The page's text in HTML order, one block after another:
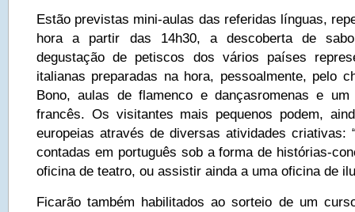
Estão previstas mini-aulas das referidas línguas,
hora a partir das 14h30, a descoberta de
degustação de petiscos dos vários países
italianas preparadas na hora, pessoalmente, pelo
Bono, aulas de flamenco e dançasromenas e
francês. Os visitantes mais pequenos podem,
europeias através de diversas atividades criativas:
contadas em português sob a forma de histórias-
oficina de teatro, ou assistir ainda a uma oficina de
Ficarão também habilitados ao sorteio de um